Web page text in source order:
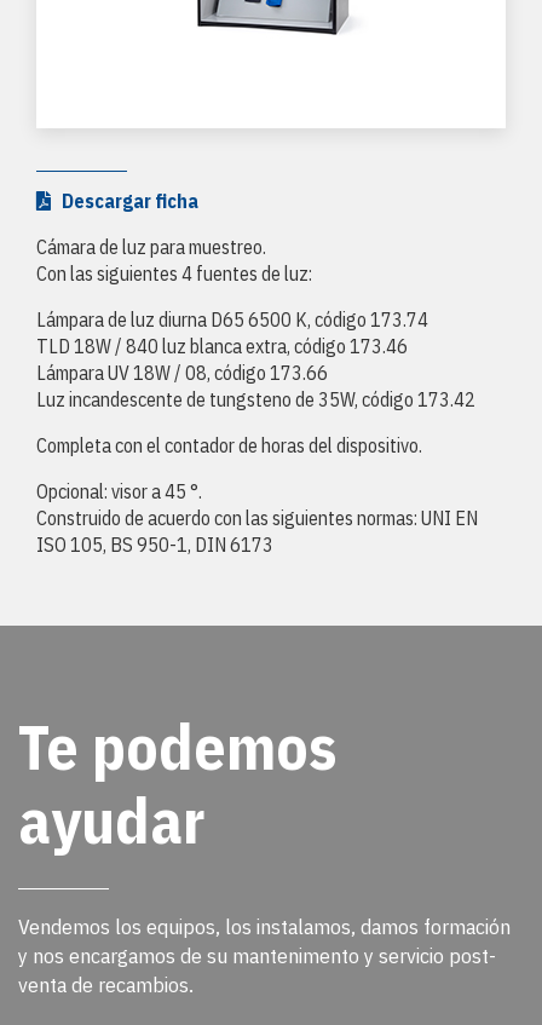
Descargar ficha
Cámara de luz para muestreo.
Con las siguientes 4 fuentes de luz:
Lámpara de luz diurna D65 6500 K, código 173.74
TLD 18W / 840 luz blanca extra, código 173.46
Lámpara UV 18W / 08, código 173.66
Luz incandescente de tungsteno de 35W, código 173.42
Completa con el contador de horas del dispositivo.
Opcional: visor a 45 °.
Construido de acuerdo con las siguientes normas: UNI EN
ISO 105, BS 950-1, DIN 6173
Te podemos
ayudar
Vendemos los equipos, los instalamos, damos formación
y nos encargamos de su mantenimento y servicio post-
venta de recambios.